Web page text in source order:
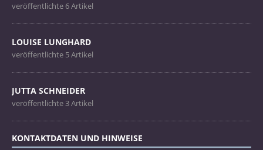
veröffentlichte 6 Artikel
LOUISE LUNGHARD
veröffentlichte 5 Artikel
JUTTA SCHNEIDER
veröffentlichte 3 Artikel
KONTAKTDATEN UND HINWEISE